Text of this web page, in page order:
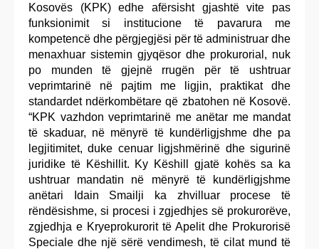
Kosovës (KPK) edhe afërsisht gjashtë vite pas
funksionimit si institucione të pavarura me
kompetencë dhe përgjegjësi për të administruar dhe
menaxhuar sistemin gjyqësor dhe prokurorial, nuk
po munden të gjejnë rrugën për të ushtruar
veprimtarinë në pajtim me ligjin, praktikat dhe
standardet ndërkombëtare që zbatohen në Kosovë.
“KPK vazhdon veprimtarinë me anëtar me mandat
të skaduar, në mënyrë të kundërligjshme dhe pa
legjitimitet, duke cenuar ligjshmërinë dhe sigurinë
juridike të Këshillit. Ky Këshill gjatë kohës sa ka
ushtruar mandatin në mënyrë të kundërligjshme
anëtari Idain Smailji ka zhvilluar procese të
rëndësishme, si procesi i zgjedhjes së prokurorëve,
zgjedhja e Kryeprokurorit të Apelit dhe Prokurorisë
Speciale dhe një sërë vendimesh, të cilat mund të